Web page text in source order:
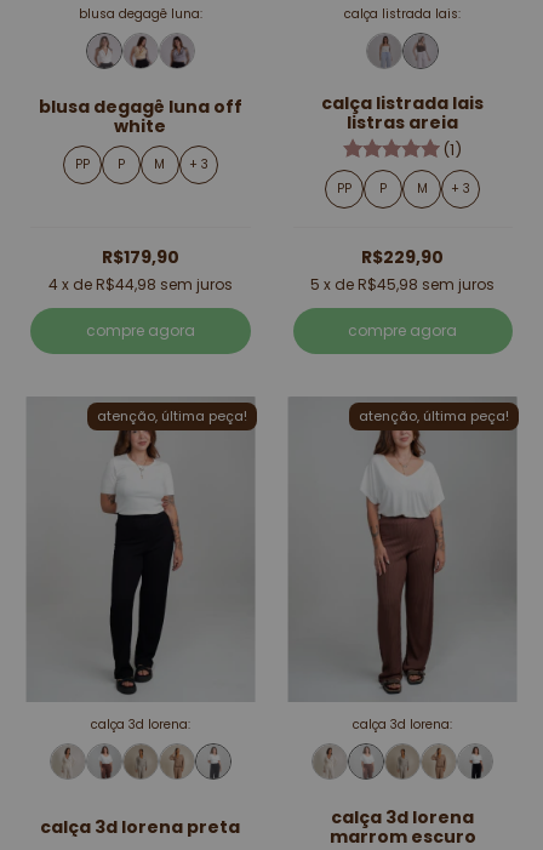
blusa degagê luna:
blusa degagê luna off
white
PP P M + 3
R$179,90
4 x de R$44,98 sem juros
compre agora
calça listrada lais:
calça listrada lais
listras areia
(1)
PP P M + 3
R$229,90
5 x de R$45,98 sem juros
compre agora
atenção, última peça!
calça 3d lorena:
calça 3d lorena preta
atenção, última peça!
calça 3d lorena:
calça 3d lorena
marrom escuro